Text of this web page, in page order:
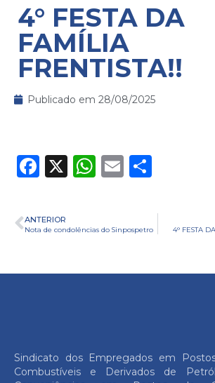
4° FESTA DA
FAMÍLIA
FRENTISTA!!
Publicado em 28/08/2025
Facebook
X WhatsApp
Email
ANTERIOR
Nota de condolências do Sinpospetro 4° FESTA
Sindicato dos Empregados em
Combustíveis e Derivados de